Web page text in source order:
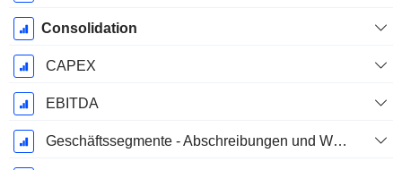
Consolidation
CAPEX
EBITDA
Geschäftssegmente - Abschreibungen und Wertminderungen